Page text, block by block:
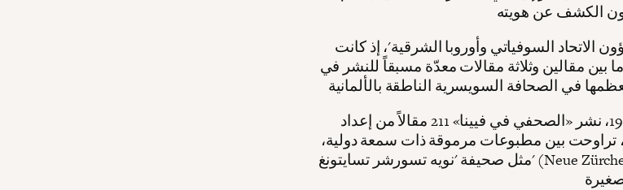
السوفياتي وأوروبا الشرقية'، إذ كانت
بين مقالين وثلاثة مقالات معدّة مسبقاً للنشر في
بين أكتوبر 1972 وسبتمبر 1973، نشر «الصحفي في فيينا» 211 مقالاً من إعداد
تراوحت بين مطبوعات مرموقة ذات سمعة دولية،
مثل صحيفة 'نويه تسورشر تسايتونغ' (Neue Zürcher Zeitung) اليومية الناطقة